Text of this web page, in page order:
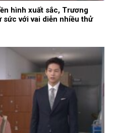
hình xuất sắc, Trương
sức với vai diễn nhiều thử